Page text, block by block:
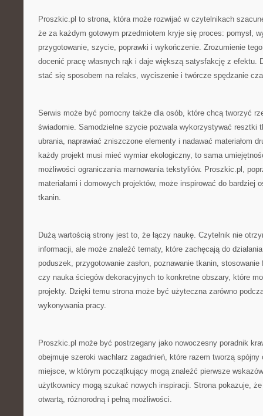
Proszkic.pl to strona, która może rozwijać w czytelnikach
że za każdym gotowym przedmiotem kryje się proces: pomysł,
przygotowanie, szycie, poprawki i wykończenie. Zrozumienie
docenić pracę własnych rąk i daje większą satysfakcję z efektu.
stać się sposobem na relaks, wyciszenie i twórcze spędzanie
Serwis może być pomocny także dla osób, które chcą tworzyć
świadomie. Samodzielne szycie pozwala wykorzystywać resztki
ubrania, naprawiać zniszczone elementy i nadawać materiałom
każdy projekt musi mieć wymiar ekologiczny, to sama
możliwości ograniczania marnowania tekstyliów. Proszkic.pl,
materiałami i domowych projektów, może inspirować do bardziej
tkanin.
Dużą wartością strony jest to, że łączy naukę. Czytelnik nie
informacji, ale może znaleźć tematy, które zachęcają do
poduszek, przygotowanie zasłon, poznawanie tkanin,
czy nauka ściegów dekoracyjnych to konkretne obszary, które
projekty. Dzięki temu strona może być użyteczna zarówno
wykonywania pracy.
Proszkic.pl może być postrzegany jako nowoczesny poradnik
obejmuje szeroki wachlarz zagadnień, które razem tworzą
miejsce, w którym początkujący mogą znaleźć pierwsze
użytkownicy mogą szukać nowych inspiracji. Strona pokazuje,
otwartą, różnorodną i pełną możliwości.